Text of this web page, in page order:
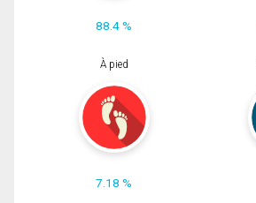
88.4 %
À pied
7.18 %